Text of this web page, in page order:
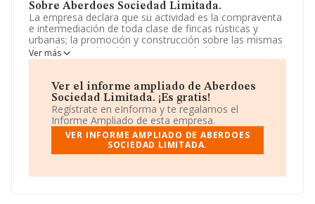
Sobre Aberdoes Sociedad Limitada.
La empresa declara que su actividad es la compraventa
e intermediación de toda clase de fincas rústicas y
urbanas; la promoción y construcción sobre las mismas
de toda clase de edificaciones, su rehabilitación, venta o
arrendamiento no financiero, y la construcción de toda
de albañile. La sociedad está registrada como Sociedad
Limitada. Su actividad CNAE es '%cnae%' con código
6812. La compañía no tiene actividad en mercados
exteriores.
La empresa Aberdoes Sociedad Limitada, con NIF
B98557259, se encuentra en Calle Sant Jaume Apostol
Comunidad Valenciana.
Ver más
Ver el informe ampliado de Aberdoes
Sociedad Limitada. ¡Es gratis!
Regístrate en eInforma y te regalamos el
Informe Ampliado de esta empresa.
VER INFORME AMPLIADO DE ABERDOES
SOCIEDAD LIMITADA.